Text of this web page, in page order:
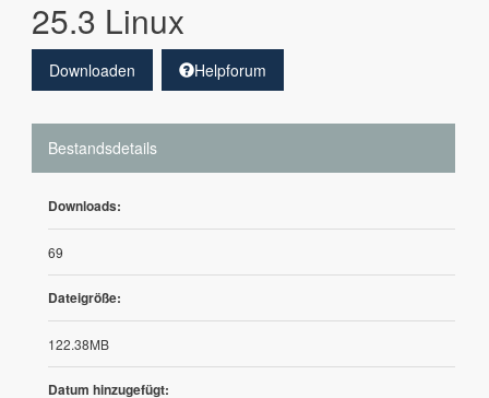
25.3 Linux
Downloaden Helpforum
Bestandsdetails
Downloads:
69
Dateigröße:
122.38MB
Datum hinzugefügt: